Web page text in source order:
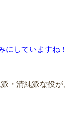
にしていますね！
・清純派な役が、